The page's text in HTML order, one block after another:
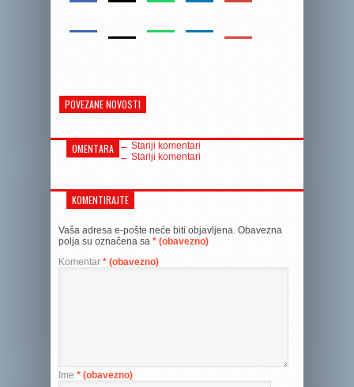
POVEZANE NOVOSTI
OMENTARA
← Stariji komentari
← Stariji komentari
KOMENTIRAJTE
Vaša adresa e-pošte neće biti objavljena. Obavezna
polja su označena sa * (obavezno)
Komentar * (obavezno)
Ime * (obavezno)